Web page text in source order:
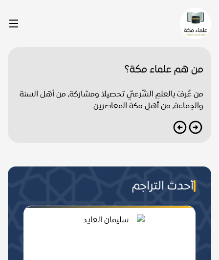
من هم علماء مكة؟
من عُرفَ بالعلمِ الشّرعيّ تحصيلا ومشاركة, من أهل السنة
والجماعة, من أهلِ مكة المعاصرين.
أحدث التراجم